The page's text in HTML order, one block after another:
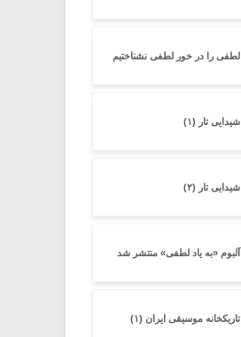
لطفی را در خور لطفی نشناختیم
شیدایی تار (۱)
شیدایی تار (۲)
آلبوم «به یاد لطفی» منتشر شد
تاریکخانه موسیقی ایران (۱)